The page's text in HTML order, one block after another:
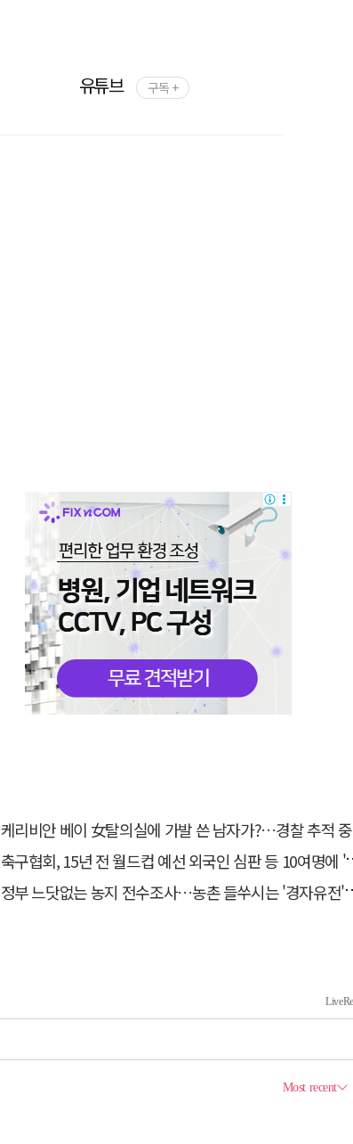
유튜브 구독 +
케리비안 베이 女탈의실에 가발 쓴 남자가?…경찰 추적 중
축구협회, 15년 전 월드컵 예선 외국인 심판 등 10여명에 '성 접대'
정부 느닷없는 농지 전수조사…농촌 들쑤시는 '경자유전'의 칼날